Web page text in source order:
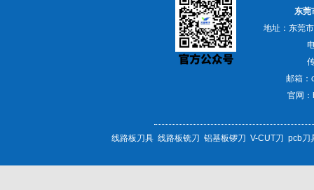
东莞
地址：东莞
邮箱：
官网：
线路板刀具 线路板铣刀 铝基板锣刀 V-CUT刀 pcb刀